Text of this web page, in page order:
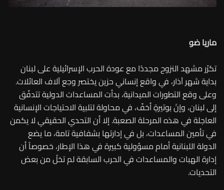
ماريا ضو
تكرّر مشهد النزوح مجددًا مع عودة الحرب الإسرائيلية على لبنان
بداية شهر آذار، في واقع إنساني حزين يختصر وجع آلاف العائلات.
وعلى وقع التطورات الميدانية، بدأت المساعدات الدولية تتدفّق
إلى لبنان، وإنْ بوتيرةٍ أخفّ، في محاولة لتلبية الاحتياجات الإنسانية
العاجلة في هذه المرحلة الصعبة. إلا أن التحدي الحقيقي لا يكمن
في تأمين المساعدات، بل في إدارتها بشفافية تامة، ما يضع
الدولة اللبنانية أمام مسؤولية كبيرة في هذا الإطار، خصوصاً أن
إدارة الهبات والمساعدات في الحرب السابقة لم تخلُ من بعض
التحديات.